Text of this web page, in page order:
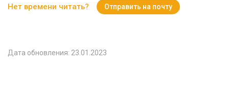
Нет времени читать? Отправить на почту
Дата обновления: 23.01.2023